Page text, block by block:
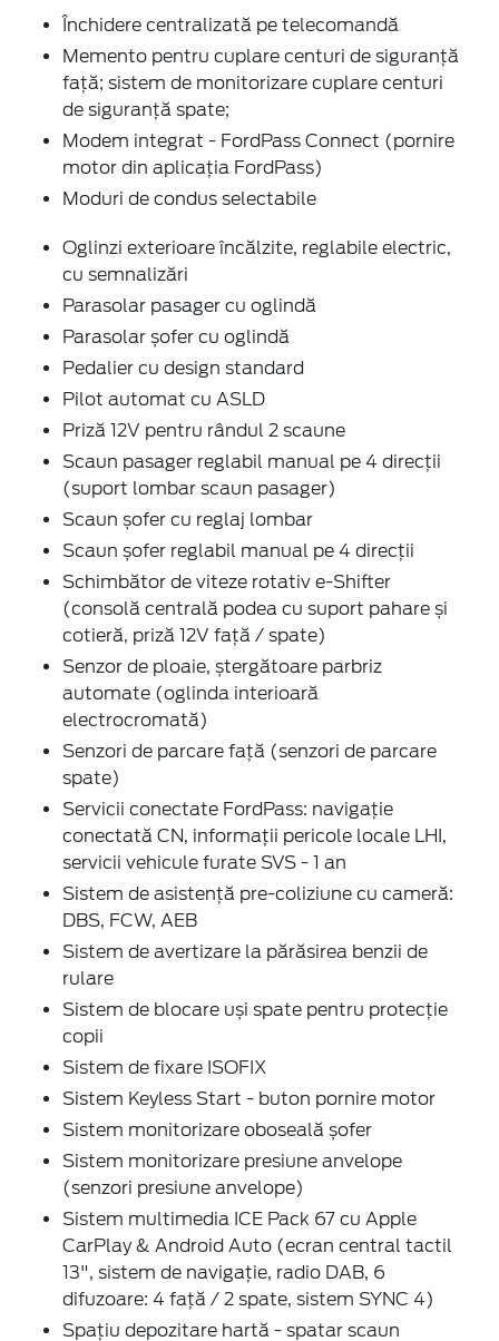
Închidere centralizată pe telecomandă
Memento pentru cuplare centuri de siguranță
față; sistem de monitorizare cuplare centuri
de siguranță spate;
Modem integrat - FordPass Connect (pornire
motor din aplicația FordPass)
Moduri de condus selectabile
Oglinzi exterioare încălzite, reglabile electric,
cu semnalizări
Parasolar pasager cu oglindă
Parasolar șofer cu oglindă
Pedalier cu design standard
Pilot automat cu ASLD
Priză 12V pentru rândul 2 scaune
Scaun pasager reglabil manual pe 4 direcții
(suport lombar scaun pasager)
Scaun șofer cu reglaj lombar
Scaun șofer reglabil manual pe 4 direcții
Schimbător de viteze rotativ e-Shifter
(consolă centrală podea cu suport pahare și
cotieră, priză 12V față / spate)
Senzor de ploaie, ștergătoare parbriz
automate (oglinda interioară
electrocromată)
Senzori de parcare față (senzori de parcare
spate)
Servicii conectate FordPass: navigație
conectată CN, informații pericole locale LHI,
servicii vehicule furate SVS - 1 an
Sistem de asistență pre-coliziune cu cameră:
DBS, FCW, AEB
Sistem de avertizare la părăsirea benzii de
rulare
Sistem de blocare uși spate pentru protecție
copii
Sistem de fixare ISOFIX
Sistem Keyless Start - buton pornire motor
Sistem monitorizare oboseală șofer
Sistem monitorizare presiune anvelope
(senzori presiune anvelope)
Sistem multimedia ICE Pack 67 cu Apple
CarPlay & Android Auto (ecran central tactil
13", sistem de navigație, radio DAB, 6
difuzoare: 4 față / 2 spate, sistem SYNC 4)
Spațiu depozitare hartă - spatar scaun